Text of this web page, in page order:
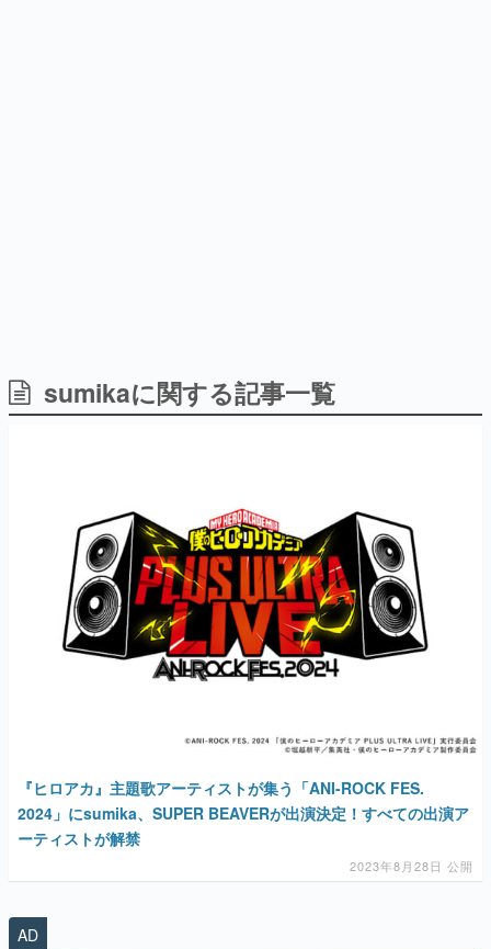
「経験値」「裏技」「ラスボス」… ゲームにまつわる言葉
の起源や用法の変遷を、コンピューター文化史研究家・タ
特集記事
マンガ
女性向け
アプリレビュー
電ファミニコゲーマーとは？
運営：株式会社マレ
2023年8月28日 公開
AD